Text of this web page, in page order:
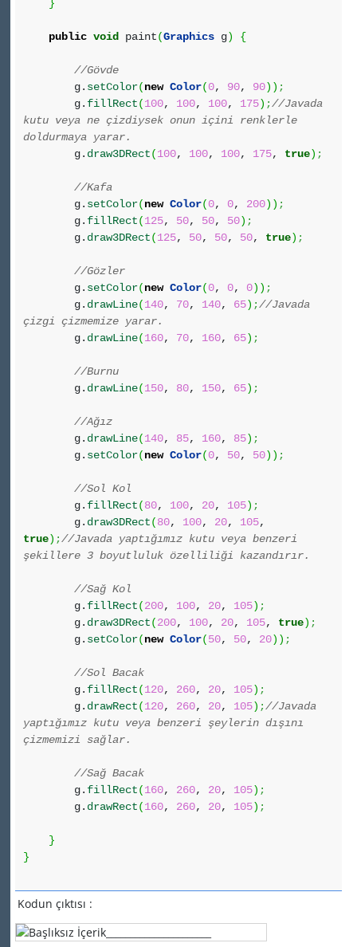
}
public void paint(Graphics g) {
//Gövde
g. setColor(new Color(0, 90, 90) ) ;
g. fillRect(100, 100, 100, 175) ;//Javada
kutu veya ne çizdiysek onun içini renklerle
doldurmaya yarar.
g. draw3DRect(100, 100, 100, 175, true) ;
//Kafa
g. setColor(new Color(0, 0, 200) ) ;
g. fillRect(125, 50, 50, 50) ;
g. draw3DRect(125, 50, 50, 50, true) ;
//Gözler
g. setColor(new Color(0, 0, 0) ) ;
g. drawLine(140, 70, 140, 65) ;//Javada
çizgi çizmemize yarar.
g. drawLine(160, 70, 160, 65) ;
//Burnu
g. drawLine(150, 80, 150, 65) ;
//Ağız
g. drawLine(140, 85, 160, 85) ;
g. setColor(new Color(0, 50, 50) ) ;
//Sol Kol
g. fillRect(80, 100, 20, 105) ;
g. draw3DRect(80, 100, 20, 105,
true) ;//Javada yaptığımız kutu veya benzeri
şekillere 3 boyutluluk özelliliği kazandırır.
//Sağ Kol
g. fillRect(200, 100, 20, 105) ;
g. draw3DRect(200, 100, 20, 105, true) ;
g. setColor(new Color(50, 50, 20) ) ;
//Sol Bacak
g. fillRect(120, 260, 20, 105) ;
g. drawRect(120, 260, 20, 105) ;//Javada
yaptığımız kutu veya benzeri şeylerin dışını
çizmemizi sağlar.
//Sağ Bacak
g. fillRect(160, 260, 20, 105) ;
g. drawRect(160, 260, 20, 105) ;
}
}
Kodun çıktısı :